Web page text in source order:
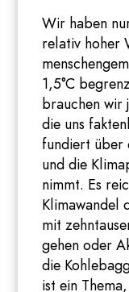
Wir haben
relativ hoher
1,5°C
brauchen wir
die uns
fundiert über
und die
nimmt. Es
Klimawandel
mit
gehen oder
die
ist ein